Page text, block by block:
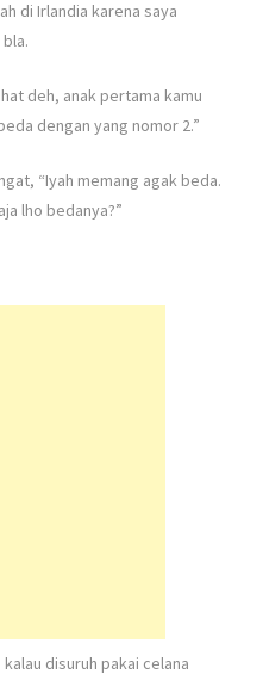
di Irlandia karena saya
deh, anak pertama kamu
dengan yang nomor 2.”
“Iyah memang agak beda.
lho bedanya?”
disuruh pakai celana